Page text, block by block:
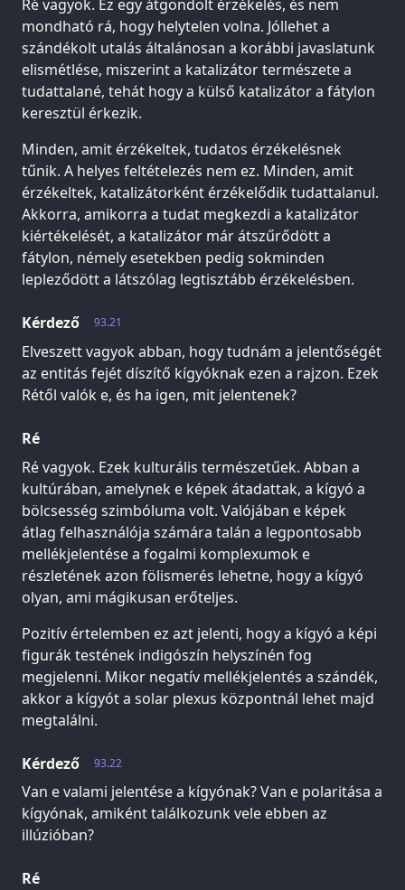
Ré vagyok. Ez egy átgondolt érzékelés, és nem
mondható rá, hogy helytelen volna. Jóllehet a
szándékolt utalás általánosan a korábbi javaslatunk
elismétlése, miszerint a katalizátor természete a
tudattalané, tehát hogy a külső katalizátor a fátylon
keresztül érkezik.
Minden, amit érzékeltek, tudatos érzékelésnek
tűnik. A helyes feltételezés nem ez. Minden, amit
érzékeltek, katalizátorként érzékelődik tudattalanul.
Akkorra, amikorra a tudat megkezdi a katalizátor
kiértékelését, a katalizátor már átszűrődött a
fátylon, némely esetekben pedig sokminden
lepleződött a látszólag legtisztább érzékelésben.
93.21
Kérdező
Elveszett vagyok abban, hogy tudnám a jelentőségét
az entitás fejét díszítő kígyóknak ezen a rajzon. Ezek
Rétől valók e, és ha igen, mit jelentenek?
Ré
Ré vagyok. Ezek kulturális természetűek. Abban a
kultúrában, amelynek e képek átadattak, a kígyó a
bölcsesség szimbóluma volt. Valójában e képek
átlag felhasználója számára talán a legpontosabb
mellékjelentése a fogalmi komplexumok e
részletének azon fölismerés lehetne, hogy a kígyó
olyan, ami mágikusan erőteljes.
Pozitív értelemben ez azt jelenti, hogy a kígyó a képi
figurák testének indigószín helyszínén fog
megjelenni. Mikor negatív mellékjelentés a szándék,
akkor a kígyót a solar plexus központnál lehet majd
megtalálni.
93.22
Kérdező
Van e valami jelentése a kígyónak? Van e polaritása a
kígyónak, amiként találkozunk vele ebben az
illúzióban?
Ré